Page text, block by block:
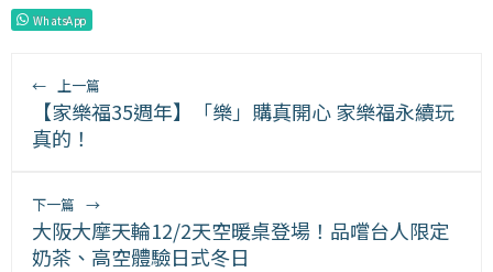
WhatsApp
← 上一篇
【家樂福35週年】「樂」購真開心 家樂福永續玩
真的！
下一篇 →
大阪大摩天輪12/2天空暖桌登場！品嚐台人限定
奶茶、高空體驗日式冬日